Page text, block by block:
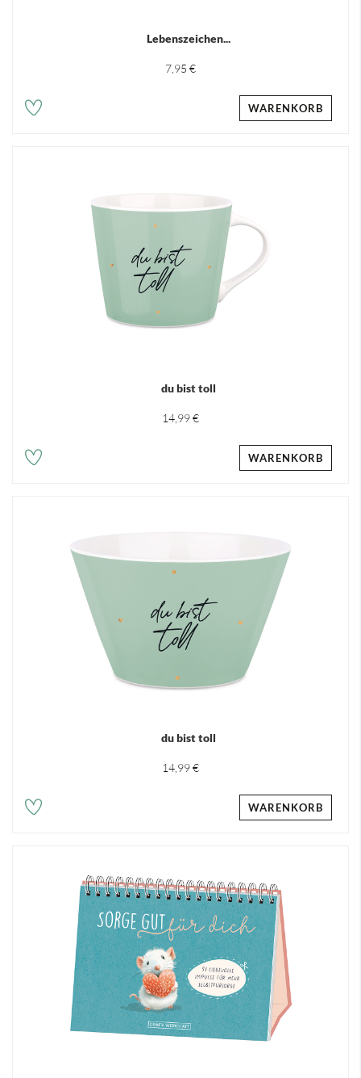
Lebenszeichen...
7,95 €
WARENKORB
du bist toll
14,99 €
WARENKORB
du bist toll
14,99 €
WARENKORB